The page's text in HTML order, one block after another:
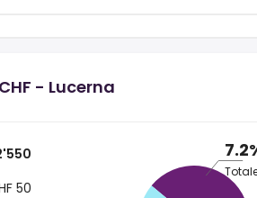
- Lucerna
50